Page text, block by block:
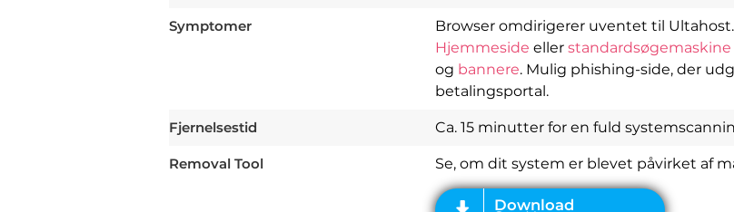
Symptomer
Browser omdirigerer uventet til
Hjemmeside eller standardsøgemaskine
og bannere. Mulig phishing-side, der
betalingsportal.
Fjernelsestid Ca. 15 minutter for en fuld
Removal Tool Se, om dit system er blevet påvirket af
Download
Spy Hunter